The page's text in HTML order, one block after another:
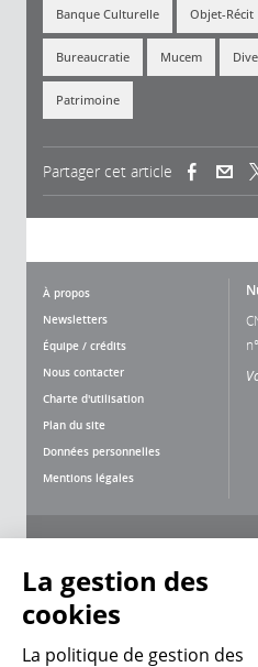
Banque Culturelle Objet-Récit
Bureaucratie Mucem
Patrimoine
Partager cet article (link
À propos
Newsletters
Équipe / crédits
Nous contacter
Charte d'utilisation
Plan du site
Données personnelles
Mentions légales
Nous suivre
La gestion des
cookies
La politique de gestion des